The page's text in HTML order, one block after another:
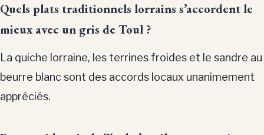
Quels plats traditionnels lorrains s’accordent le
mieux avec un gris de Toul ?
La quiche lorraine, les terrines froides et le sandre au
beurre blanc sont des accords locaux unanimement
appréciés.